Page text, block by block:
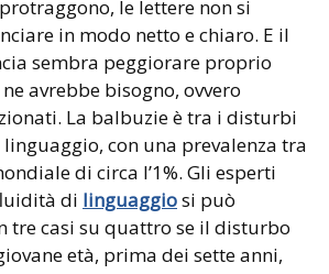
le lettere non si
in modo netto e chiaro. E il
sembra peggiorare proprio
avrebbe bisogno, ovvero
La balbuzie è tra i disturbi
con una prevalenza tra
di circa l’1%. Gli esperti
di linguaggiosi può
tre casi su quattro se il disturbo
età, prima dei sette anni,